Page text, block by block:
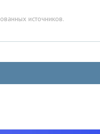
источников.